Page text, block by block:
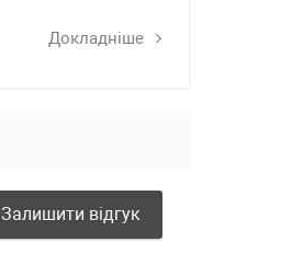
Докладніше
Залишити відгук